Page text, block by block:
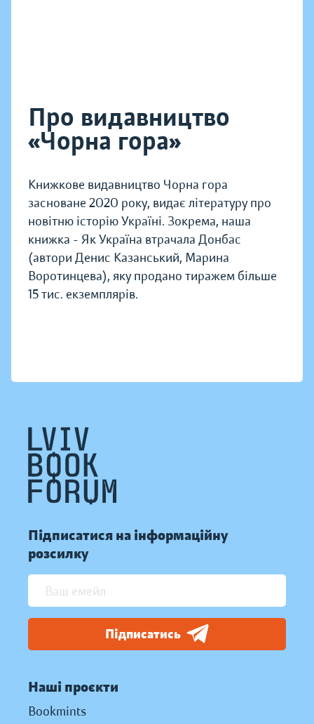
Про видавництво
«Чорна гора»
Книжкове видавництво Чорна гора
засноване 2020 року, видає літературу про
новітню історію Україні. Зокрема, наша
книжка - Як Україна втрачала Донбас
(автори Денис Казанський, Марина
Воротинцева), яку продано тиражем більше
15 тис. екземплярів.
Підписатися на інформаційну
розсилку
Підписатись
Наші проєкти
Bookmints